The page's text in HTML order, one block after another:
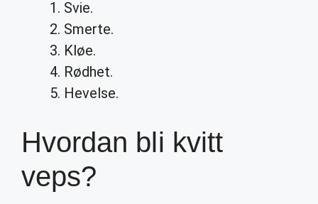
Svie.
Smerte.
Kløe.
Rødhet.
Hevelse.
Hvordan bli kvitt
veps?